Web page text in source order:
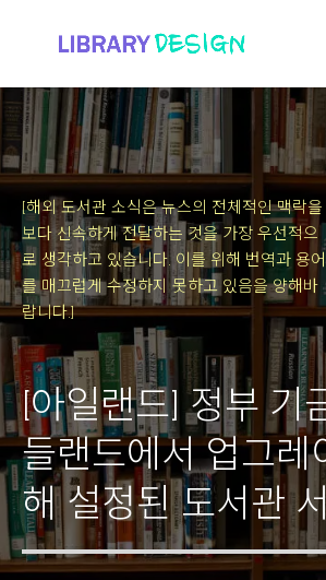
[해외 도서관 소식은 뉴스의 전체적인 맥락을
보다 신속하게 전달하는 것을 가장 우선적으
로 생각하고 있습니다. 이를 위해 번역과 용어
를 매끄럽게 수정하지 못하고 있음을 양해바
랍니다.]
[아일랜드] 정부 기
들랜드에서 업그레
해 설정된 도서관